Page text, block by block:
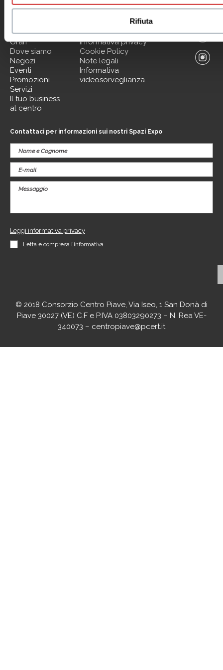
Rifiuta
Menu
Il centro
Orari
Dove siamo
Negozi
Eventi
Promozioni
Servizi
Il tuo business
al centro
Informazioni utili
Contatti
Informativa privacy
Cookie Policy
Note legali
Informativa
videosorveglianza
Contattaci per informazioni sui nostri Spazi Expo
Leggi informativa privacy
Letta e compresa l’informativa
© 2018 Consorzio Centro Piave, Via Iseo, 1 San Donà di
Piave 30027 (VE) C.F e P.IVA 03803290273 – N. Rea VE-
340073 – centropiave@pcert.it